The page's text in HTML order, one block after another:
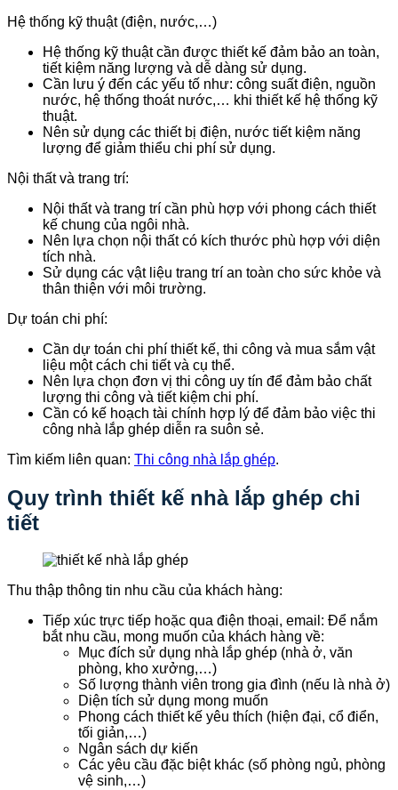
Hệ thống kỹ thuật (điện, nước,…)
Hệ thống kỹ thuật cần được thiết kế đảm bảo an toàn,
tiết kiệm năng lượng và dễ dàng sử dụng.
Cần lưu ý đến các yếu tố như: công suất điện, nguồn
nước, hệ thống thoát nước,… khi thiết kế hệ thống kỹ
thuật.
Nên sử dụng các thiết bị điện, nước tiết kiệm năng
lượng để giảm thiểu chi phí sử dụng.
Nội thất và trang trí:
Nội thất và trang trí cần phù hợp với phong cách thiết
kế chung của ngôi nhà.
Nên lựa chọn nội thất có kích thước phù hợp với diện
tích nhà.
Sử dụng các vật liệu trang trí an toàn cho sức khỏe và
thân thiện với môi trường.
Dự toán chi phí:
Cần dự toán chi phí thiết kế, thi công và mua sắm vật
liệu một cách chi tiết và cụ thể.
Nên lựa chọn đơn vị thi công uy tín để đảm bảo chất
lượng thi công và tiết kiệm chi phí.
Cần có kế hoạch tài chính hợp lý để đảm bảo việc thi
công nhà lắp ghép diễn ra suôn sẻ.
Tìm kiếm liên quan: Thi công nhà lắp ghép.
Quy trình thiết kế nhà lắp ghép chi
tiết
Thu thập thông tin nhu cầu của khách hàng:
Tiếp xúc trực tiếp hoặc qua điện thoại, email: Để nắm
bắt nhu cầu, mong muốn của khách hàng về:
Mục đích sử dụng nhà lắp ghép (nhà ở, văn
phòng, kho xưởng,…)
Số lượng thành viên trong gia đình (nếu là nhà ở)
Diện tích sử dụng mong muốn
Phong cách thiết kế yêu thích (hiện đại, cổ điển,
tối giản,…)
Ngân sách dự kiến
Các yêu cầu đặc biệt khác (số phòng ngủ, phòng
vệ sinh,…)